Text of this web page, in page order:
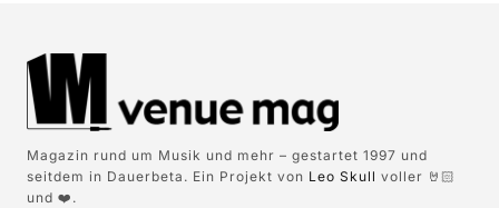
Magazin rund um Musik und mehr – gestartet 1997 und
seitdem in Dauerbeta. Ein Projekt von Leo Skull voller 🤘🏻
und ❤️.